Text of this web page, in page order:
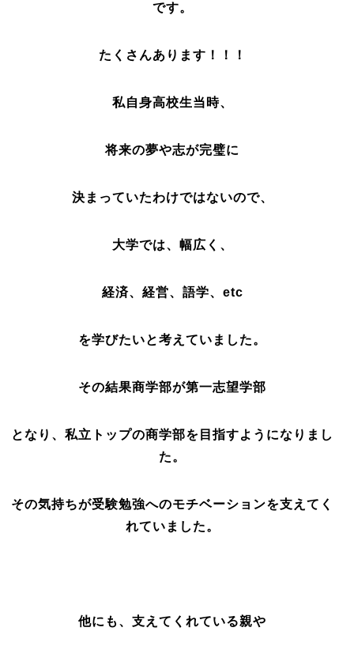
です。
たくさんあります！！！
私自身高校生当時、
将来の夢や志が完璧に
決まっていたわけではないので、
大学では、幅広く、
経済、経営、語学、etc
を学びたいと考えていました。
その結果商学部が第一志望学部
となり、私立トップの商学部を目指すようになりまし
た。
その気持ちが受験勉強へのモチベーションを支えてく
れていました。
他にも、支えてくれている親や